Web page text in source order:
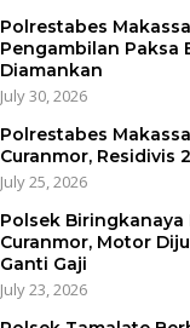
Polrestabes
Pengambilan Paksa
Diamankan
July 30, 2026
Polrestabes
Curanmor, Residivis
July 25, 2026
Polsek Biringkanaya
Curanmor, Motor
Ganti Gaji
July 23, 2026